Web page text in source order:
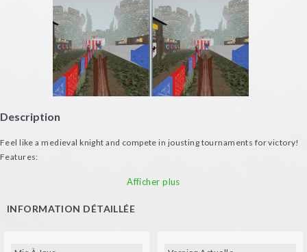
Description
Feel like a medieval knight and compete in jousting tournaments for victory!
Features:
- Control the joust with your mobile phone and your virtual reality glasses.
Afficher plus
INFORMATION DÉTAILLÉE